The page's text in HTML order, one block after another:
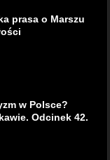
prasa o Marszu
w Polsce?
Odcinek 42.